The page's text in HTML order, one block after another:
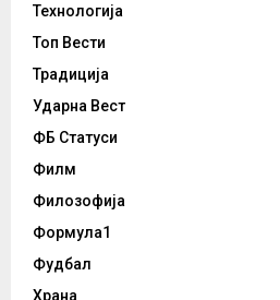
Технологија
Топ Вести
Традиција
Ударна Вест
ФБ Статуси
Филм
Филозофија
Формула1
Фудбал
Храна